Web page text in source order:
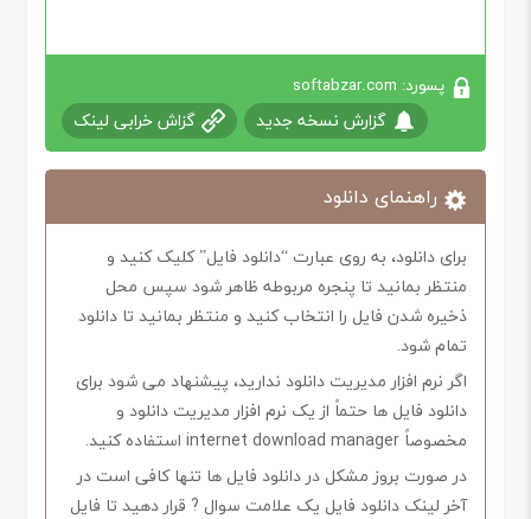
پسورد: softabzar.com
گزارش نسخه جدید گزاش خرابی لینک
راهنمای دانلود
برای دانلود، به روی عبارت “دانلود فایل” کلیک کنید و
منتظر بمانید تا پنجره مربوطه ظاهر شود سپس محل
ذخیره شدن فایل را انتخاب کنید و منتظر بمانید تا دانلود
تمام شود.
اگر نرم افزار مدیریت دانلود ندارید، پیشنهاد می شود برای
دانلود فایل ها حتماً از یک نرم افزار مدیریت دانلود و
مخصوصاً internet download manager استفاده کنید.
در صورت بروز مشکل در دانلود فایل ها تنها کافی است در
آخر لینک دانلود فایل یک علامت سوال ? قرار دهید تا فایل